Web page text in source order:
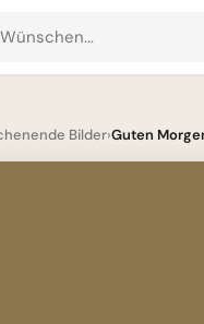
Bilder›Guten